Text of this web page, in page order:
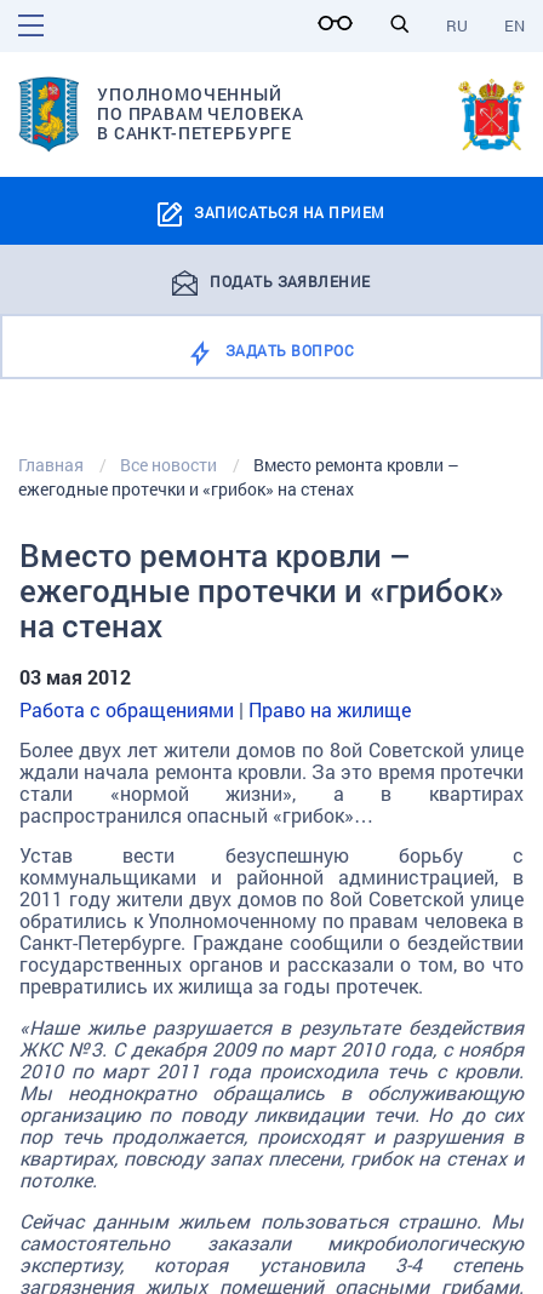
EN
RU
УПОЛНОМОЧЕННЫЙ
ПО ПРАВАМ ЧЕЛОВЕКА
В САНКТ-ПЕТЕРБУРГЕ
ЗАПИСАТЬСЯ НА ПРИЕМ
ПОДАТЬ ЗАЯВЛЕНИЕ
ЗАДАТЬ ВОПРОС
Главная Все новости
Вместо ремонта кровли –
ежегодные протечки и «грибок» на стенах
Вместо ремонта кровли –
ежегодные протечки и «грибок»
на стенах
03 мая 2012
Работа с обращениями | Право на жилище
Более двух лет жители домов по 8ой Советской улице
ждали начала ремонта кровли. За это время протечки
стали «нормой жизни», а в квартирах
распространился опасный «грибок»…
Устав вести безуспешную борьбу с
коммунальщиками и районной администрацией, в
2011 году жители двух домов по 8ой Советской улице
обратились к Уполномоченному по правам человека в
Санкт-Петербурге. Граждане сообщили о бездействии
государственных органов и рассказали о том, во что
превратились их жилища за годы протечек.
«Наше жилье разрушается в результате бездействия
ЖКС №3. С декабря 2009 по март 2010 года, с ноября
2010 по март 2011 года происходила течь с кровли.
Мы неоднократно обращались в обслуживающую
организацию по поводу ликвидации течи. Но до сих
пор течь продолжается, происходят и разрушения в
квартирах, повсюду запах плесени, грибок на стенах и
потолке.
Сейчас данным жильем пользоваться страшно. Мы
самостоятельно заказали микробиологическую
экспертизу, которая установила 3-4 степень
загрязнения жилых помещений опасными грибами.